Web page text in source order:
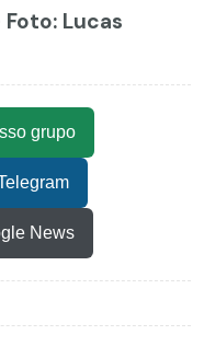
Lucas
grupo
News